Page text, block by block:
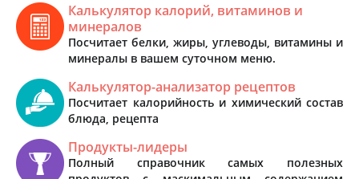
Калькулятор калорий, витаминов и
минералов
Посчитает белки, жиры, углеводы, витамины и
минералы в вашем суточном меню.
Калькулятор-анализатор рецептов
Посчитает калорийность и химический состав
блюда, рецепта
Продукты-лидеры
Полный справочник самых полезных